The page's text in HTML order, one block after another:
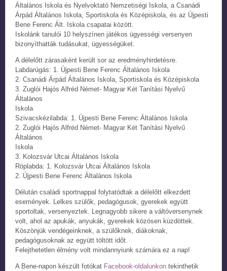
Általános Iskola és Nyelvoktató Nemzetiségi Iskola, a Csanádi
Árpád Általános Iskola, Sportiskola és Középiskola, és az Újpesti
Bene Ferenc Ált. Iskola csapatai között.
Iskolánk tanulói 10 helyszínen játékos ügyességi versenyen
bizonyíthatták tudásukat, ügyességüket.
A délelőtt zárasaként került sor az eredményhirdetésre.
Labdarúgás: 1. Újpesti Bene Ferenc Általános Iskola
2. Csanádi Árpád Általános Iskola, Sportiskola és Középiskola
3. Zuglói Hajós Alfréd Német- Magyar Két Tanítási Nyelvű
Általános
Iskola
Szivacskézilabda: 1. Újpesti Bene Ferenc Általános Iskola
2. Zuglói Hajós Alfréd Német- Magyar Két Tanítási Nyelvű
Általános
Iskola
3. Kolozsvár Utcai Általános Iskola
Röplabda: 1. Kolozsvár Utcai Általános Iskola
2. Újpesti Bene Ferenc Általános Iskola
Délután családi sportnappal folytatódtak a délelőtt elkezdett
események. Lelkes szülők, pedagógusok, gyerekek együtt
sportoltak, versenyeztek. Legnagyobb sikere a váltóversenynek
volt, ahol az apukák, anyukák, gyerekek közösen küzdöttek.
Köszönjük vendégeinknek, a szülőknek, diákoknak,
pedagógusoknak az együtt töltött időt.
Felejthetetlen élmény volt mindannyiunk számára ez a nap!
A Bene-napon készült fotókat Facebook-oldalunkon tekinthetik